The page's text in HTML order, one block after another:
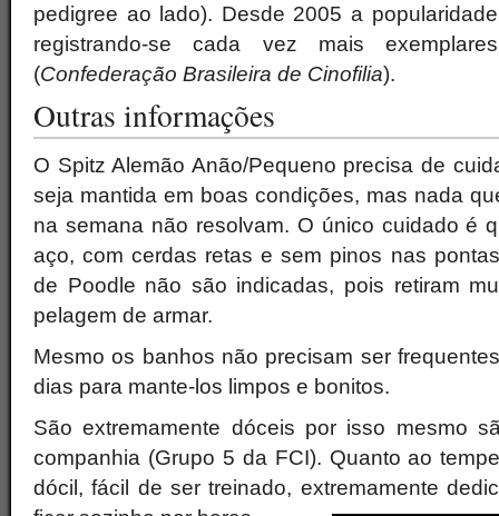
pedigree ao lado). Desde 2005 a
registrando-se cada vez mais
(Confederação Brasileira de Cinofilia).
Outras informações
O Spitz Alemão Anão/Pequeno precisa de
seja mantida em boas condições, mas nada
na semana não resolvam. O único cuidado é
aço, com cerdas retas e sem pinos nas
de Poodle não são indicadas, pois retiram
pelagem de armar.
Mesmo os banhos não precisam ser
dias para mante-los limpos e bonitos.
São extremamente dóceis por isso mesmo
companhia (Grupo 5 da FCI). Quanto ao
dócil, fácil de ser treinado, extremamente